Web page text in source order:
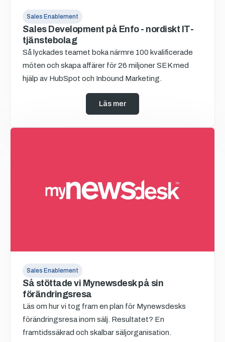
Sales Enablement
Sales Development på Enfo - nordiskt IT-
tjänstebolag
Så lyckades teamet boka närmre 100 kvalificerade
möten och skapa affärer för 26 miljoner SEK med
hjälp av HubSpot och Inbound Marketing.
Läs mer
Sales Enablement
Så stöttade vi Mynewsdesk på sin
förändringsresa
Läs om hur vi tog fram en plan för Mynewsdesks
förändringsresa inom sälj. Resultatet? En
framtidssäkrad och skalbar säljorganisation.